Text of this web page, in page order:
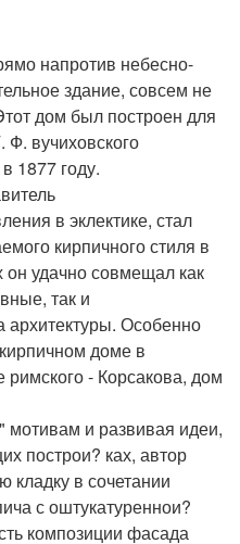
напротив небесно-
здание, совсем не
дом был построен для
Ф. вучиховского
1877 году.
в эклектике, стал
кирпичного стиля в
он удачно совмещал как
так и
архитектуры. Особенно
доме в
римского - Корсакова, дом
и развивая идеи,
построи? ках, автор
кладку в сочетании
с оштукатуреннои?
композиции фасада